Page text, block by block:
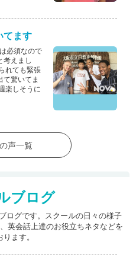
てます
必須なので
考えまし
れても緊張
て驚いてま
楽しそうに
声一覧
ブログ
ログです。スクールの日々の様子
英会話上達のお役立ちネタなどを
ます。